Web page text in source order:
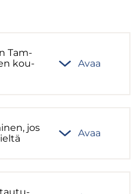
Tam­
kou­
Avaa
jos
Avaa